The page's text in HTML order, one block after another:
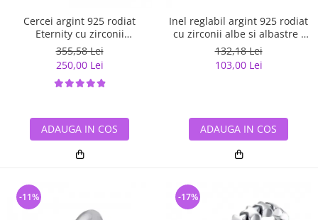
Cercei argint 925 rodiat
Eternity cu zirconii
multicolore ETU0036
355,58 Lei
250,00 Lei
ADAUGA IN COS
Inel reglabil argint 925 rodiat
cu zirconii albe si albastre -
Be Elegant ITU0109
132,18 Lei
103,00 Lei
ADAUGA IN COS
-11% -17%